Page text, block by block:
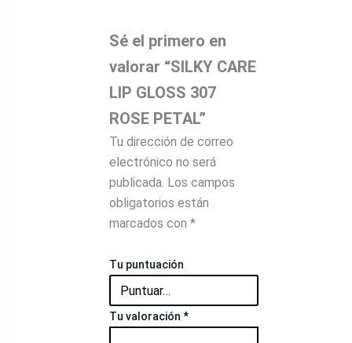
Sé el primero en
valorar “SILKY CARE
LIP GLOSS 307
ROSE PETAL”
Tu dirección de correo
electrónico no será
publicada. Los campos
obligatorios están
marcados con *
Tu puntuación
Tu valoración *